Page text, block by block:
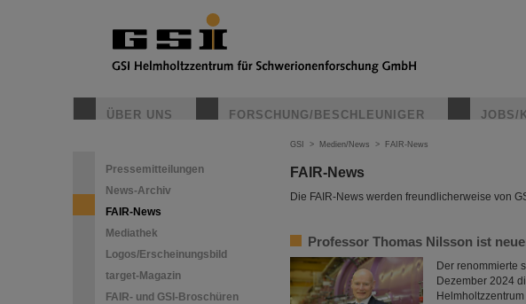
ÜBER UNS FORSCHUNG/BESCHLEUNIGER JOBS/
Pressemitteilungen
News-Archiv
FAIR-News
Mediathek
Logos/Erscheinungsbild
target-Magazin
FAIR- und GSI-Broschüren
GSI > Medien/News > FAIR-News
FAIR-News
Die FAIR-News werden freundlicherweise von
Professor Thomas Nilsson ist
Der renommierte
Dezember 2024